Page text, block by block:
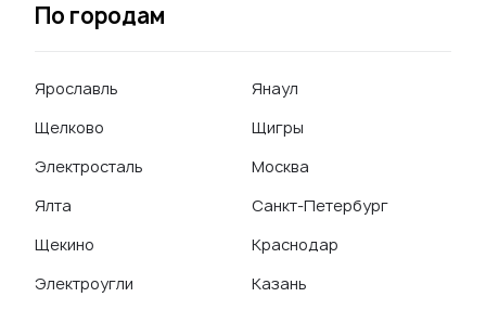
По городам
Ярославль
Щелково
Электросталь
Ялта
Щекино
Электроугли
Янаул
Щигры
Москва
Санкт-Петербург
Краснодар
Казань